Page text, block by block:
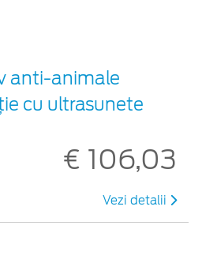
anti-animale
cu ultrasunete
€ 106,03
Vezi detalii